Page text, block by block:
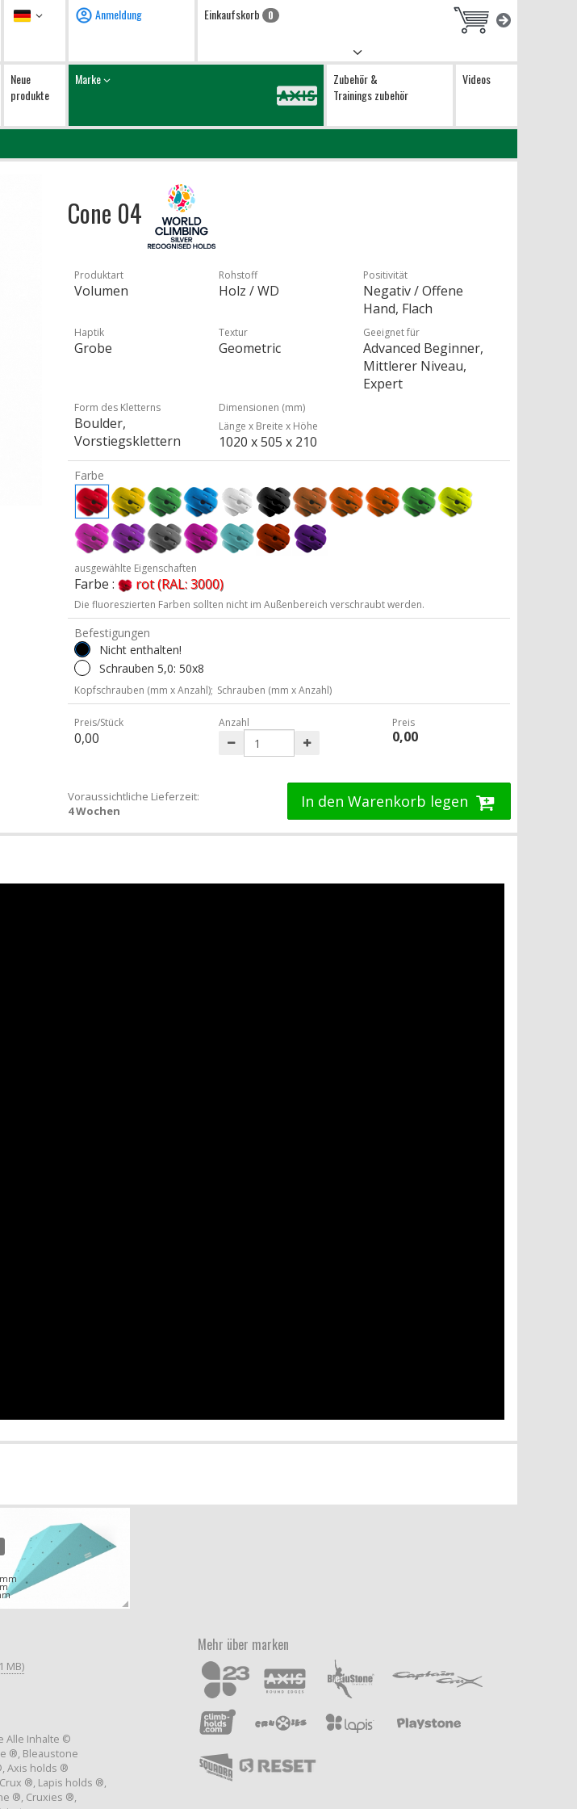
Sprache Anmeldung Einkaufskorb 0
Neue
produkte
Marke
Zubehör &
Trainings zubehör
Videos
Cone 04
Produktart
Volumen
Rohstoff
Holz / WD
Positivität
Negativ / Offene
Hand, Flach
Haptik
Grobe
Textur
Geometric
Geeignet für
Advanced Beginner,
Mittlerer Niveau,
Expert
Form des Kletterns
Boulder,
Vorstiegsklettern
Dimensionen (mm)
Länge x Breite x Höhe
1020 x 505 x 210
Farbe
ausgewählte Eigenschaften
Farbe : rot (RAL: 3000)
Die fluoreszierten Farben sollten nicht im Außenbereich verschraubt werden.
Befestigungen
Nicht enthalten!
Schrauben 5,0: 50x8
Kopfschrauben (mm x Anzahl); Schrauben (mm x Anzahl)
Preis/Stück
0,00
Anzahl Preis
0,00
Voraussichtliche Lieferzeit:
4 Wochen
In den Warenkorb legen
MB)
Alle Inhalte ©
®, Bleaustone
Axis holds ®
®, Lapis holds ®,
®, Cruxies ®,
Mehr über marken